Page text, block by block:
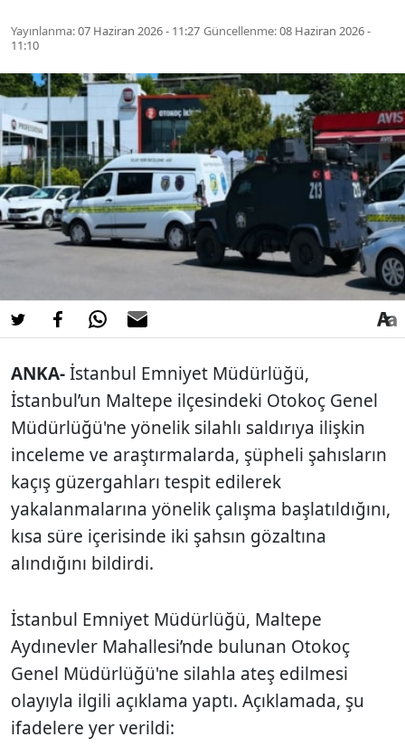
Yayınlanma:07 Haziran 2026 - 11:27 Güncellenme:08 Haziran 2026 -
11:10
ANKA-İstanbul Emniyet Müdürlüğü,
İstanbul’un Maltepe ilçesindeki Otokoç Genel
Müdürlüğü'ne yönelik silahlı saldırıya ilişkin
inceleme ve araştırmalarda, şüpheli şahısların
kaçış güzergahları tespit edilerek
yakalanmalarına yönelik çalışma başlatıldığını,
kısa süre içerisinde iki şahsın gözaltına
alındığını bildirdi.
İstanbul Emniyet Müdürlüğü, Maltepe
Aydınevler Mahallesi’nde bulunan Otokoç
Genel Müdürlüğü'ne silahla ateş edilmesi
olayıyla ilgili açıklama yaptı. Açıklamada, şu
ifadelere yer verildi: